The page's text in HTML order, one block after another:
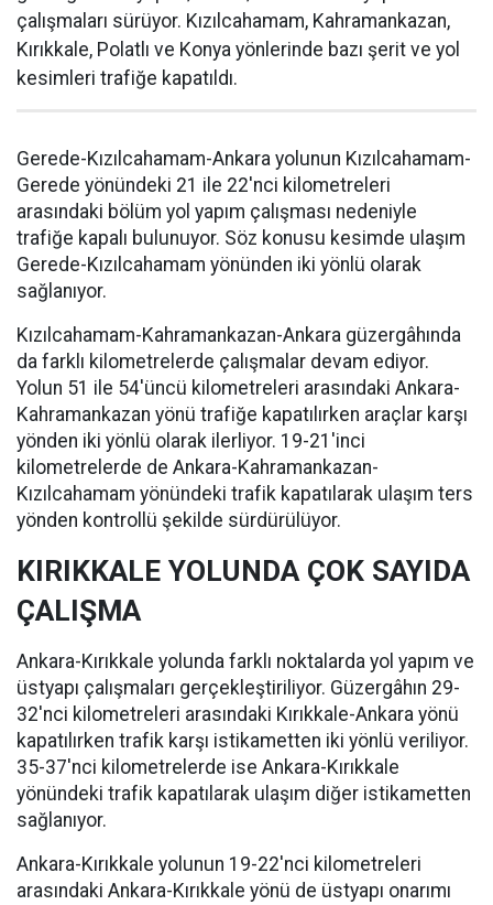
çalışmaları sürüyor. Kızılcahamam, Kahramankazan,
Kırıkkale, Polatlı ve Konya yönlerinde bazı şerit ve yol
kesimleri trafiğe kapatıldı.
Gerede-Kızılcahamam-Ankara yolunun Kızılcahamam-
Gerede yönündeki 21 ile 22'nci kilometreleri
arasındaki bölüm yol yapım çalışması nedeniyle
trafiğe kapalı bulunuyor. Söz konusu kesimde ulaşım
Gerede-Kızılcahamam yönünden iki yönlü olarak
sağlanıyor.
Kızılcahamam-Kahramankazan-Ankara güzergâhında
da farklı kilometrelerde çalışmalar devam ediyor.
Yolun 51 ile 54'üncü kilometreleri arasındaki Ankara-
Kahramankazan yönü trafiğe kapatılırken araçlar karşı
yönden iki yönlü olarak ilerliyor. 19-21'inci
kilometrelerde de Ankara-Kahramankazan-
Kızılcahamam yönündeki trafik kapatılarak ulaşım ters
yönden kontrollü şekilde sürdürülüyor.
KIRIKKALE YOLUNDA ÇOK SAYIDA
ÇALIŞMA
Ankara-Kırıkkale yolunda farklı noktalarda yol yapım ve
üstyapı çalışmaları gerçekleştiriliyor. Güzergâhın 29-
32'nci kilometreleri arasındaki Kırıkkale-Ankara yönü
kapatılırken trafik karşı istikametten iki yönlü veriliyor.
35-37'nci kilometrelerde ise Ankara-Kırıkkale
yönündeki trafik kapatılarak ulaşım diğer istikametten
sağlanıyor.
Ankara-Kırıkkale yolunun 19-22'nci kilometreleri
arasındaki Ankara-Kırıkkale yönü de üstyapı onarımı